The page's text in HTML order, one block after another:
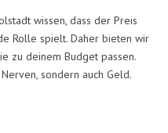
wissen, dass der Preis
Rolle spielt. Daher bieten wir
zu deinem Budget passen.
sondern auch Geld.